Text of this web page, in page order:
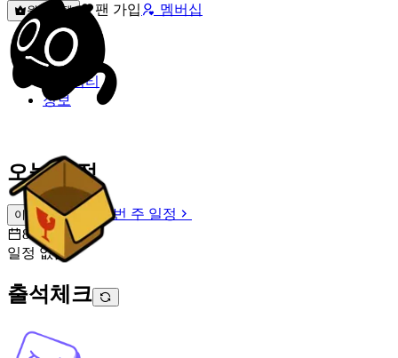
원픽선택 팬 가입 멤버십
밐타운
피드
커뮤니티
정보
오늘 일정
이번 주 일정
이번 주 일정
8월 6일 [목]
일정 없음
출석체크